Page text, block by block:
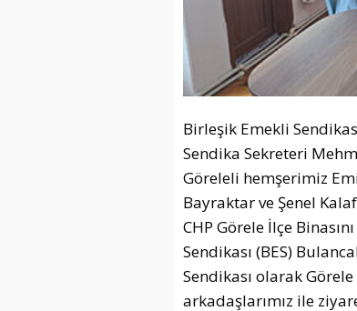
Birleşik Emekli
Sendika Sekreteri
Göreleli hemşerimiz
Bayraktar ve Şenel
CHP Görele İlçe
Sendikası (BES)
Sendikası olarak
arkadaşlarımız ile